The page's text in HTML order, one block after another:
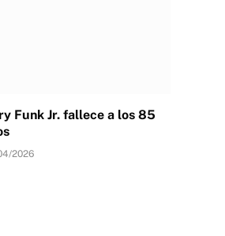
Funk Jr. fallece a los 85
2026